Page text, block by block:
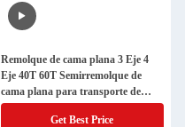
Remolque de cama plana 3 Eje 4
Eje 40T 60T Semirremolque de
cama plana para transporte de
contenedores de excavadoras y
Get Best Price